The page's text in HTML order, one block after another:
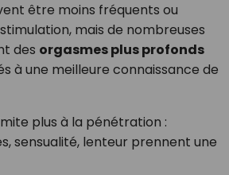
être moins fréquents ou
mais de nombreuses
des orgasmes plus profonds
à une meilleure connaissance de
plus à la pénétration :
sensualité, lenteur prennent une